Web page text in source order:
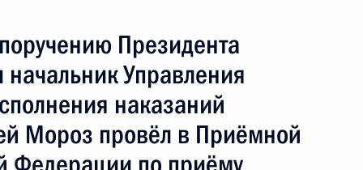
Президента
Управления
наказаний
Мороз провёл в Приёмной